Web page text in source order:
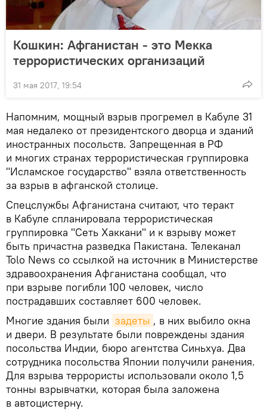
Кошкин: Афганистан - это Мекка
террористических организаций
31 мая 2017, 19:54
Напомним, мощный взрыв прогремел в Кабуле 31
мая недалеко от президентского дворца и зданий
иностранных посольств. Запрещенная в РФ
и многих странах террористическая группировка
"Исламское государство" взяла ответственность
за взрыв в афганской столице.
Спецслужбы Афганистана считают, что теракт
в Кабуле спланировала террористическая
группировка "Сеть Хаккани" и к взрыву может
быть причастна разведка Пакистана. Телеканал
Tolo News со ссылкой на источник в Министерстве
здравоохранения Афганистана сообщал, что
при взрыве погибли 100 человек, число
пострадавших составляет 600 человек.
Многие здания были задеты , в них выбило окна
и двери. В результате были повреждены здания
посольства Индии, бюро агентства Синьхуа. Два
сотрудника посольства Японии получили ранения.
Для взрыва террористы использовали около 1,5
тонны взрывчатки, которая была заложена
в автоцистерну.